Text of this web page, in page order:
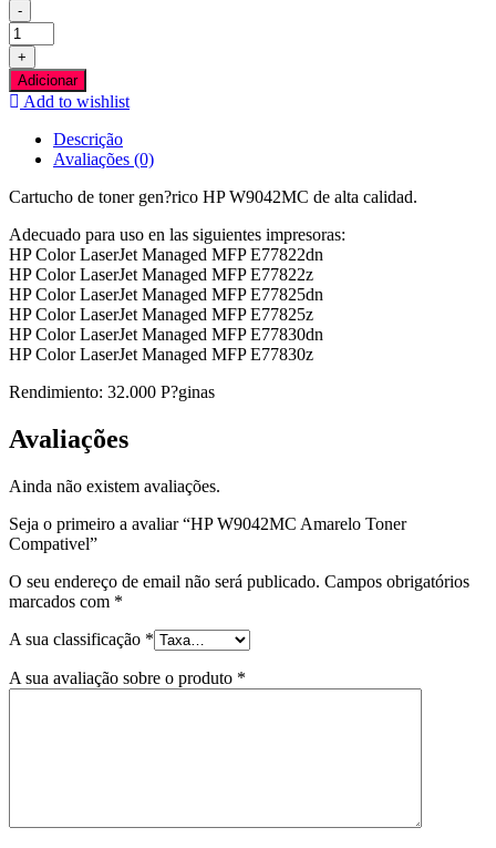
-
Quantidade
de
HP
W9042MC
Amarelo
Compativel
+
Adicionar
Add to wishlist
Descrição
Avaliações (0)
Cartucho de toner gen?rico HP W9042MC de alta calidad.
Adecuado para uso en las siguientes impresoras:
HP Color LaserJet Managed MFP E77822dn
HP Color LaserJet Managed MFP E77822z
HP Color LaserJet Managed MFP E77825dn
HP Color LaserJet Managed MFP E77825z
HP Color LaserJet Managed MFP E77830dn
HP Color LaserJet Managed MFP E77830z
Rendimiento: 32.000 P?ginas
Avaliações
Ainda não existem avaliações.
Seja o primeiro a avaliar “HP W9042MC Amarelo Toner
Compativel”
O seu endereço de email não será publicado. Campos obrigatórios
marcados com *
A sua classificação *
A sua avaliação sobre o produto *